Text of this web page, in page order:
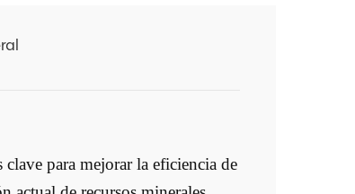
para mejorar la eficiencia de